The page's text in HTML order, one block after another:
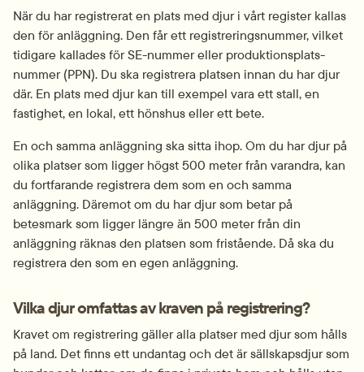
När du har registrerat en plats med djur i vårt register kallas
den för anläggning. Den får ett registreringsnummer, vilket
tidigare kallades för SE-nummer eller produktions­plats­
nummer (PPN). Du ska registrera platsen innan du har djur
där. En plats med djur kan till exempel vara ett stall, en
fastighet, en lokal, ett hönshus eller ett bete.
En och samma anläggning ska sitta ihop. Om du har djur på
olika platser som ligger högst 500 meter från varandra, kan
du fortfarande registrera dem som en och samma
anläggning. Däremot om du har djur som betar på
betesmark som ligger längre än 500 meter från din
anläggning räknas den platsen som fristående. Då ska du
registrera den som en egen anläggning.
Vilka djur omfattas av kraven på registrering?
Kravet om registrering gäller alla platser med djur som hålls
på land. Det finns ett undantag och det är sällskapsdjur som